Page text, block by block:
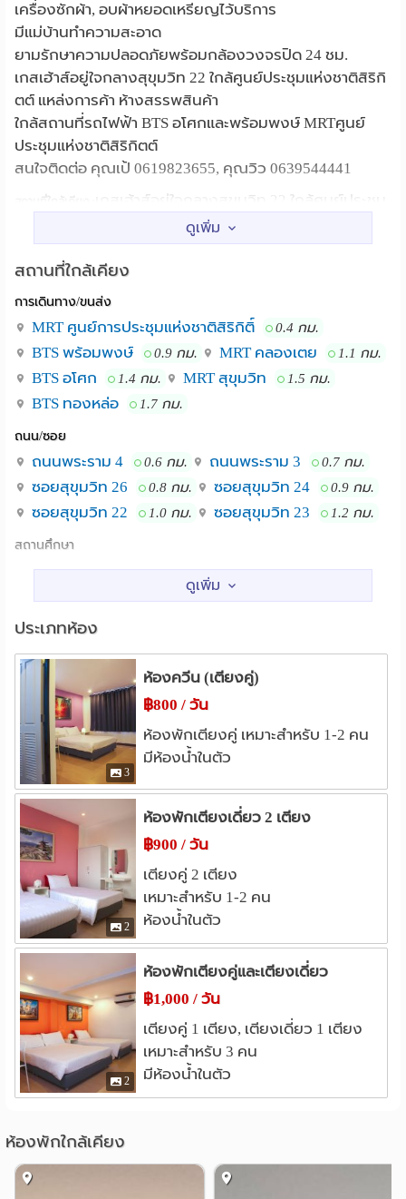
เครื่องซักผ้า, อบผ้าหยอดเหรียญไว้บริการ
มีแม่บ้านทำความสะอาด
ยามรักษาความปลอดภัยพร้อมกล้องวงจรปิด 24 ชม.
เกสเฮ้าส์อยู่ใจกลางสุขุมวิท 22 ใกล้ศูนย์ประชุมแห่งชาติสิริกิ
ตต์ แหล่งการค้า ห้างสรรพสินค้า
ใกล้สถานที่รถไฟฟ้า BTS อโศกและพร้อมพงษ์ MRTศูนย์
ประชุมแห่งชาติสิริกิตต์
สนใจติดต่อ คุณเป้ 0619823655, คุณวิว 0639544441
เกสเฮ้าส์อยู่ใจกลางสุขุมวิท 22 ใกล้ศูนย์ประชุม
แห่งชาติสิริกิตต์ แหล่งการค้า ย่านธุรกิจ ห้างสรรพสินค้าเอ็ม
โพเรียม, เอ็มควอเทียร์, เทอร์มินัล 21 มหาวิทยาลัย
ศรีนครินทรวิโรฒ, สวนสาธารณะเบญจสิริจน์และเบญจกิติ
ใกล้สถานที่รถไฟฟ้า BTS อโศกและพร้อมพงษ์
สถานที่ใกล้เคียง
การเดินทาง/ขนส่ง
MRT ศูนย์การประชุมแห่งชาติสิริกิติ์ 0.4 กม.
BTS พร้อมพงษ์ 0.9 กม. MRT คลองเตย 1.1 กม.
BTS อโศก 1.4 กม. MRT สุขุมวิท 1.5 กม.
BTS ทองหล่อ 1.7 กม.
ถนน/ซอย
ถนนพระราม 4 0.6 กม. ถนนพระราม 3 0.7 กม.
ซอยสุขุมวิท 26 0.8 กม. ซอยสุขุมวิท 24 0.9 กม.
ซอยสุขุมวิท 22 1.0 กม. ซอยสุขุมวิท 23 1.2 กม.
สถานศึกษา
ม.ศรีนครินทรวิโรฒ 2.3 กม.
2.5 กม.
ม.เทคโนโลยีราชมงคลกรุงเทพ
วิทยาลัยพยาบาลสภากาชาดไทย 3.3 กม.
วิทยาลัยพยาบาลตํารวจ 3.6 กม.
แหล่งช๊อปปิ้ง
ตลาดคลองเตย 0.7 กม. โลตัส พระราม 4
เทอร์มินอล 21 อโศก
สวนลุมไนท์บาซาร์ 1.9 กม.
เซ็นทรัล เอ็มบาสซี
เซ็นทรัล ชิดลม
โรงพยาบาล
รพ.พร้อมมิตร 1.5 กม.
รพ.สมิติเวช สุขุมวิท 1.8 กม.
รพ.จักษุ รัตนิน 2.4 กม. รพ.สุขุมวิท 2.6 กม.
รพ.บำรุงราษฎร์ 2.7 กม. รพ.คามิลเลียน
อื่นๆ
อาคารมาลีนนท์ 1.3 กม. สวนลุมพินี
เครือสหพัฒน์ 2.9 กม. สภากาชาดไทย
แยกมิตรสัมพันธ์ ราชเทวี 3.0 กม. RCA 3.1 กม.
ประเภทห้อง
3
ห้องควีน (เตียงคู่)
฿800 / วัน
ห้องพักเตียงคู่ เหมาะสำหรับ 1-2 คน
มีห้องน้ำในตัว
2
ห้องพักเตียงเดี่ยว 2 เตียง
฿900 / วัน
เตียงคู่ 2 เตียง
เหมาะสำหรับ 1-2 คน
ห้องน้ำในตัว
2
ห้องพักเตียงคู่และเตียงเดี่ยว
฿1,000 / วัน
เตียงคู่ 1 เตียง, เตียงเดี่ยว 1 เตียง
เหมาะสำหรับ 3 คน
มีห้องน้ำในตัว
ห้องพักใกล้เคียง